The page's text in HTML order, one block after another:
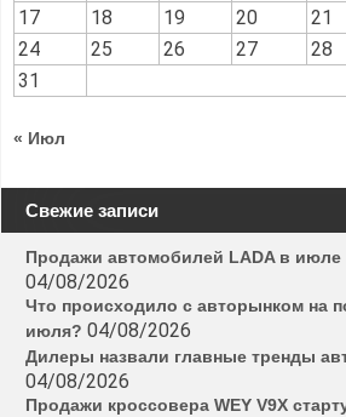
17
18 19 20 21
24
25 26 27 28
31
« Июл
Свежие записи
Продажи автомобилей LADA в июле
04/08/2026
Что происходило с авторынком на
июля? 04/08/2026
Дилеры назвали главные тренды
04/08/2026
Продажи кроссовера WEY V9X